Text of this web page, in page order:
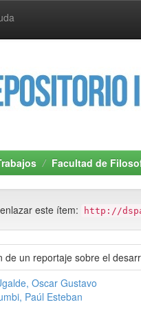
Facultad de
este ítem: http://
de un reportaje sobre el
Oscar Gustavo
Paúl Esteban